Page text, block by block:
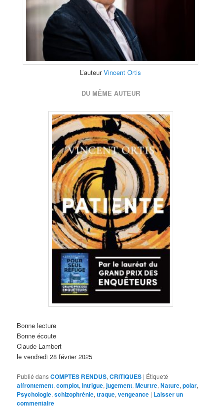
L’auteurVincent Ortis
DU MÊME AUTEUR
Bonne lecture
Bonne écoute
Claude Lambert
le vendredi 28 février 2025
Publié dansCOMPTES RENDUS,CRITIQUES | Étiqueté
affrontement,complot,intrigue,jugement,Meurtre,Nature,polar,
Psychologie,schizophrénie,traque,vengeance | Laisser un
commentaire